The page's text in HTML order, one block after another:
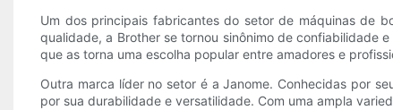
Um dos principais fabricantes do setor de máquinas de
qualidade, a Brother se tornou sinônimo de confiabilidade
que as torna uma escolha popular entre amadores e
Outra marca líder no setor é a Janome. Conhecidas por
por sua durabilidade e versatilidade. Com uma ampla